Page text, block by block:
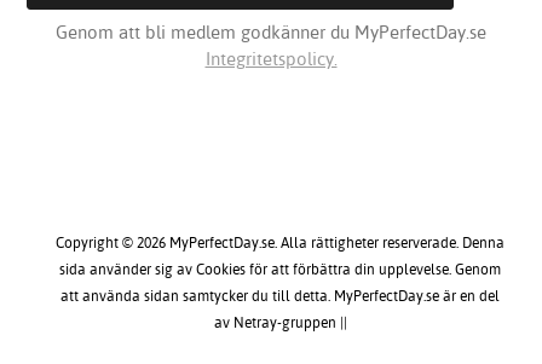
Genom att bli medlem godkänner du MyPerfectDay.se
Integritetspolicy.
Copyright © 2026 MyPerfectDay.se. Alla rättigheter reserverade. Denna
sida använder sig av Cookies för att förbättra din upplevelse. Genom
att använda sidan samtycker du till detta. MyPerfectDay.se är en del
av Netray-gruppen ||